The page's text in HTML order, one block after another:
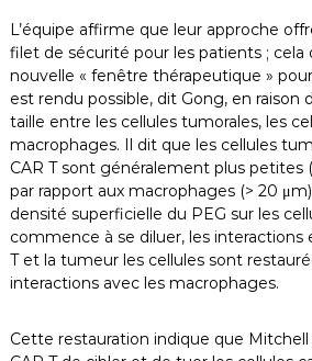
L’équipe affirme que leur approche
filet de sécurité pour les patients ;
nouvelle « fenêtre thérapeutique »
est rendu possible, dit Gong, en raison
taille entre les cellules tumorales, les
macrophages. Il dit que les cellules
CAR T sont généralement plus petites
par rapport aux macrophages (> 20
densité superficielle du PEG sur les
commence à se diluer, les interactions
T et la tumeur les cellules sont
interactions avec les macrophages.
Cette restauration indique que